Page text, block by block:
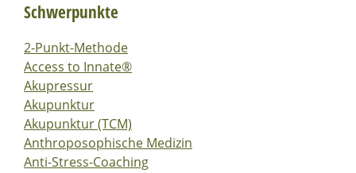
Schwerpunkte
2-Punkt-Methode
Access to Innate®
Akupressur
Akupunktur
Akupunktur (TCM)
Anthroposophische Medizin
Anti-Stress-Coaching